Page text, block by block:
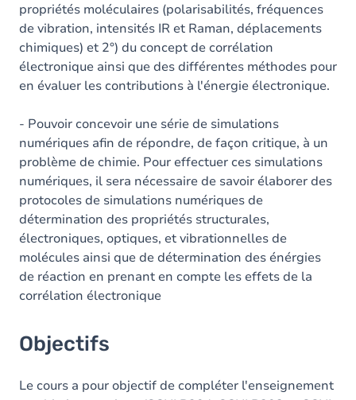
Table des matières
Exercices
propriétés moléculaires (polarisabilités, fréquences
de vibration, intensités IR et Raman, déplacements
chimiques) et 2°) du concept de corrélation
électronique ainsi que des différentes méthodes pour
en évaluer les contributions à l'énergie électronique.
- Pouvoir concevoir une série de simulations
numériques afin de répondre, de façon critique, à un
problème de chimie. Pour effectuer ces simulations
numériques, il sera nécessaire de savoir élaborer des
protocoles de simulations numériques de
détermination des propriétés structurales,
électroniques, optiques, et vibrationnelles de
molécules ainsi que de détermination des énérgies
de réaction en prenant en compte les effets de la
corrélation électronique
Objectifs
Le cours a pour objectif de compléter l'enseignement